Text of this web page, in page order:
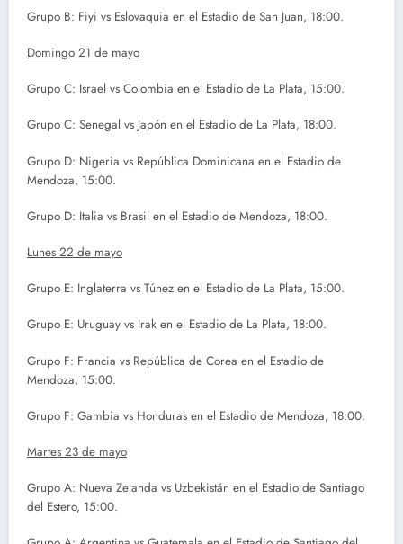
Grupo B: Fiyi vs Eslovaquia en el Estadio de San Juan, 18:00.
Domingo 21 de mayo
Grupo C: Israel vs Colombia en el Estadio de La Plata, 15:00.
Grupo C: Senegal vs Japón en el Estadio de La Plata, 18:00.
Grupo D: Nigeria vs República Dominicana en el Estadio de
Mendoza, 15:00.
Grupo D: Italia vs Brasil en el Estadio de Mendoza, 18:00.
Lunes 22 de mayo
Grupo E: Inglaterra vs Túnez en el Estadio de La Plata, 15:00.
Grupo E: Uruguay vs Irak en el Estadio de La Plata, 18:00.
Grupo F: Francia vs República de Corea en el Estadio de
Mendoza, 15:00.
Grupo F: Gambia vs Honduras en el Estadio de Mendoza, 18:00.
Martes 23 de mayo
Grupo A: Nueva Zelanda vs Uzbekistán en el Estadio de Santiago
del Estero, 15:00.